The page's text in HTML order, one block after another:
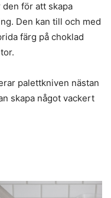
den för att skapa
Den kan till och med
färg på choklad
palettkniven nästan
skapa något vackert